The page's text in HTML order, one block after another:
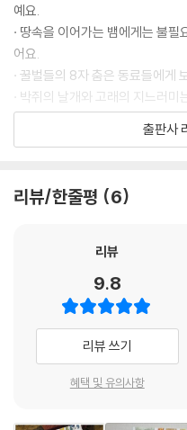
예요.
· 땅속을 이어가는 뱀에게는 불
어요.
· 꿀벌들의 8자 춤은 동료들에게
· 박쥐의 날개와 고래의 지느러
· 매미의 뱃속은 텅 비어 있어 큰
· 귀뚜리미는 자기 소리를 앞다리
을 먹고 살까요? 동물은 어떤 방
몰랐던 동물에 관한 모든 이야기
까지 체계적으로 차근차근 쉽고
현미경으로 보아야 하는 짚신벌
리까지 생긴 건 달라도 모두 동
리가 알지 못해요. 얼마나 많은 생
출판사
리뷰/한줄평 6
리뷰
9.8
리뷰 쓰기
혜택 및 유의사항